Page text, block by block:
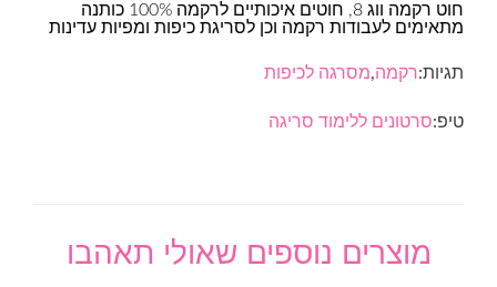
חוט רקמה ווג 8, חוטים איכותיים לרקמה 100% כותנה
מתאימים לעבודות רקמה וכן לסריגת כיפות ומפיות עדינות
תגיות:רקמה,מסרגה לכיפות
טיפ:סרטונים ללימוד סריגה
מוצרים נוספים שאולי תאהבו